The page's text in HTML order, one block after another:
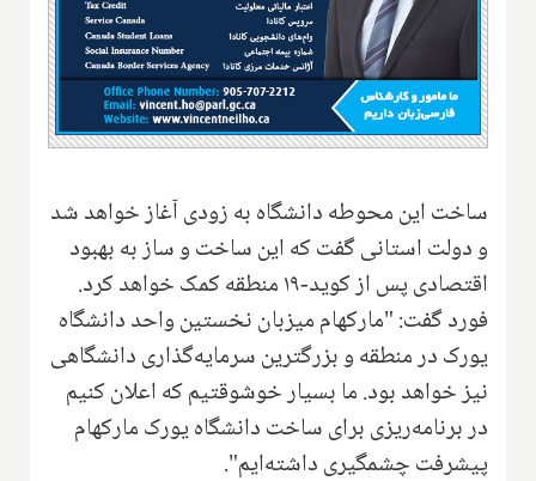
ساخت این محوطه دانشگاه به زودی آغاز خواهد شد
و دولت استانی گفت که این ساخت و ساز به بهبود
اقتصادی پس از کوید-۱۹ منطقه کمک خواهد کرد.
فورد گفت: "ماركهام میزبان نخستین واحد دانشگاه
یورک در منطقه و بزرگترین سرمایه‌گذاری دانشگاهی
نیز خواهد بود. ما بسیار خوشوقتیم که اعلان کنیم
در برنامه‌ریزی برای ساخت دانشگاه یورک مارکهام
پیشرفت چشمگیری داشته‌ایم".